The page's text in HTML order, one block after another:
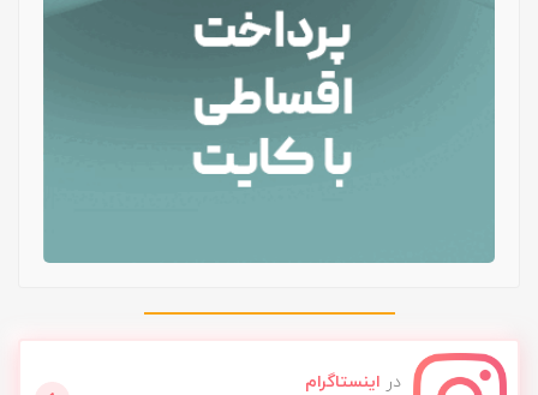
در اینستاگرام